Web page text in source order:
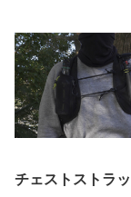
チェストストラ